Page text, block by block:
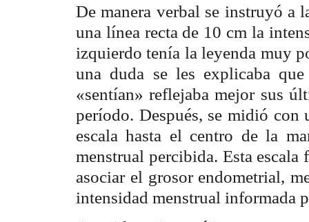
De manera verbal se instruyó a
una línea recta de 10 cm la
izquierdo tenía la leyenda muy
una duda se les explicaba
«sentían» reflejaba mejor sus
período. Después, se midió
escala hasta el centro de la
menstrual percibida. Esta
asociar el grosor endometrial,
intensidad menstrual informada